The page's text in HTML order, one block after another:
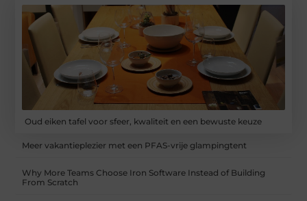
Oud eiken tafel voor sfeer, kwaliteit en een bewuste keuze
Meer vakantieplezier met een PFAS-vrije glampingtent
Why More Teams Choose Iron Software Instead of Building
From Scratch